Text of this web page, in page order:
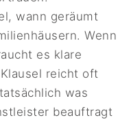
wann geräumt
Wenn
es klare
reicht oft
was
beauftragt